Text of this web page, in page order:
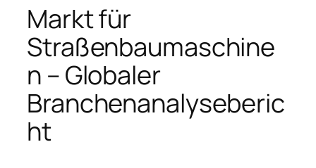
Markt für
Straßenbaumaschine
n – Globaler
Branchenanalyseberic
ht